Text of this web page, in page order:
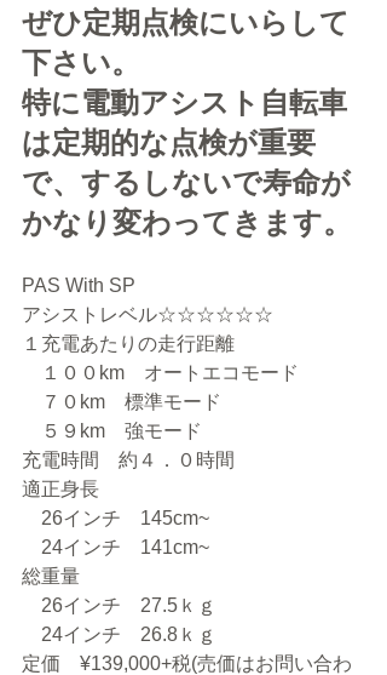
ぜひ定期点検にいらして
下さい。
特に電動アシスト自転車
は定期的な点検が重要
で、するしないで寿命が
かなり変わってきます。
PAS With SP
アシストレベル☆☆☆☆☆☆
１充電あたりの走行距離
１００km　オートエコモード
７０km　標準モード
５９km　強モード
充電時間　約４．０時間
適正身長
26インチ　145cm~
24インチ　141cm~
総重量
26インチ　27.5ｋｇ
24インチ　26.8ｋｇ
定価　¥139,000+税(売価はお問い合わ